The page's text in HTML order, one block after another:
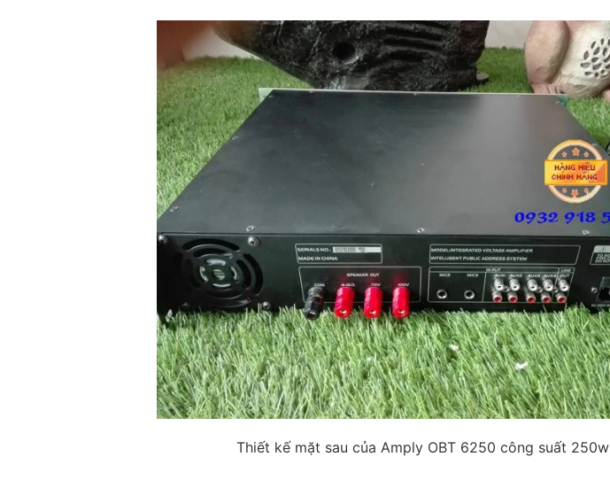
Thiết kế mặt sau của Amply OBT 6250 công suất 250w